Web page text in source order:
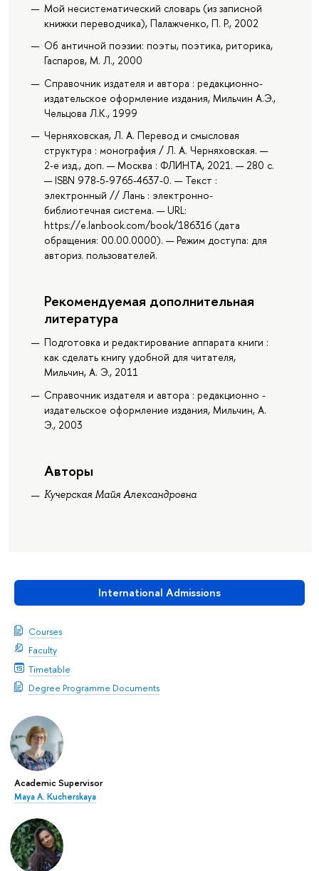
International Admissions
Courses
Faculty
Timetable
Degree Programme Documents
Academic Supervisor
Maya A. Kucherskaya
Мой несистематический словарь (из записной
книжки переводчика), Палажченко, П. Р., 2002
Об античной поэзии: поэты, поэтика, риторика,
Гаспаров, М. Л., 2000
Справочник издателя и автора : редакционно-
издательское оформление издания, Мильчин А.Э.,
Чельцова Л.К., 1999
Черняховская, Л. А. Перевод и смысловая
структура : монография / Л. А. Черняховская. —
2-е изд., доп. — Москва : ФЛИНТА, 2021. — 280 с.
— ISBN 978-5-9765-4637-0. — Текст :
электронный // Лань : электронно-
библиотечная система. — URL:
https://e.lanbook.com/book/186316 (дата
обращения: 00.00.0000). — Режим доступа: для
авториз. пользователей.
Рекомендуемая дополнительная
литература
Подготовка и редактирование аппарата книги :
как сделать книгу удобной для читателя,
Мильчин, А. Э., 2011
Справочник издателя и автора : редакционно -
издательское оформление издания, Мильчин, А.
Э., 2003
Авторы
Кучерская Майя Александровна